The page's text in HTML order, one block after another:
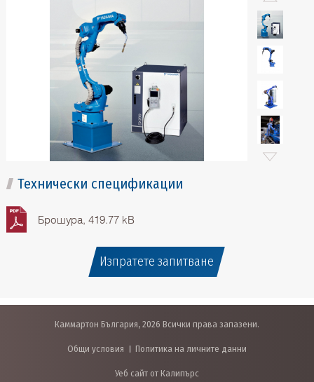
Технически спецификации
Брошура, 419.77 kB
Изпратете запитване
Каммартон България, 2026 Всички права запазени.
Общи условия Политика на личните данни
Уеб сайт от Калипърс